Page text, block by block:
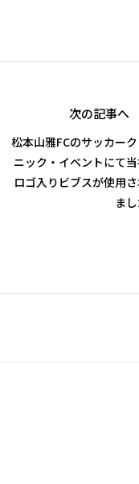
次の記事
松本山雅FCのサッカー
ニック・イベントにて
ロゴ入りビブスが使用
ま